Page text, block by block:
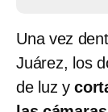
Una vez
Juárez, los
de luz y